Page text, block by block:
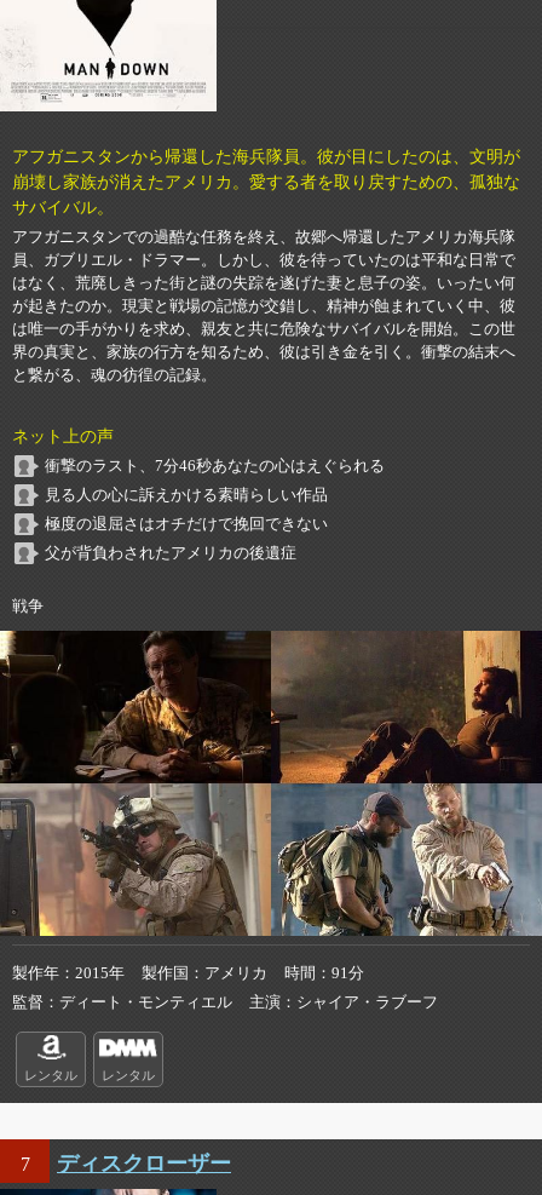
アフガニスタンから帰還した海兵隊員。彼が目にしたのは、文明が
崩壊し家族が消えたアメリカ。愛する者を取り戻すための、孤独な
サバイバル。
アフガニスタンでの過酷な任務を終え、故郷へ帰還したアメリカ海兵隊
員、ガブリエル・ドラマー。しかし、彼を待っていたのは平和な日常で
はなく、荒廃しきった街と謎の失踪を遂げた妻と息子の姿。いったい何
が起きたのか。現実と戦場の記憶が交錯し、精神が蝕まれていく中、彼
は唯一の手がかりを求め、親友と共に危険なサバイバルを開始。この世
界の真実と、家族の行方を知るため、彼は引き金を引く。衝撃の結末へ
と繋がる、魂の彷徨の記録。
ネット上の声
衝撃のラスト、7分46秒あなたの心はえぐられる
見る人の心に訴えかける素晴らしい作品
極度の退屈さはオチだけで挽回できない
父が背負わされたアメリカの後遺症
戦争
製作年 2015年 製作国 アメリカ 時間
91分
監督
ディート・モンティエル 主演 シャイア・ラブーフ
レンタル レンタル
7 ディスクローザー